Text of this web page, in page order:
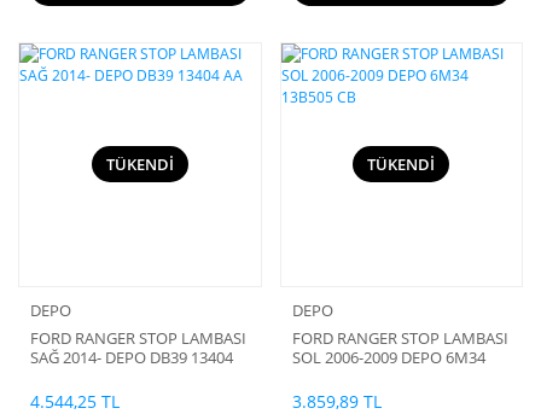
TÜKENDİ
DEPO
FORD RANGER STOP LAMBASI
SAĞ 2014- DEPO DB39 13404
4.544,25 TL
TÜKENDİ
DEPO
FORD RANGER STOP LAMBASI
SOL 2006-2009 DEPO 6M34
3.859,89 TL